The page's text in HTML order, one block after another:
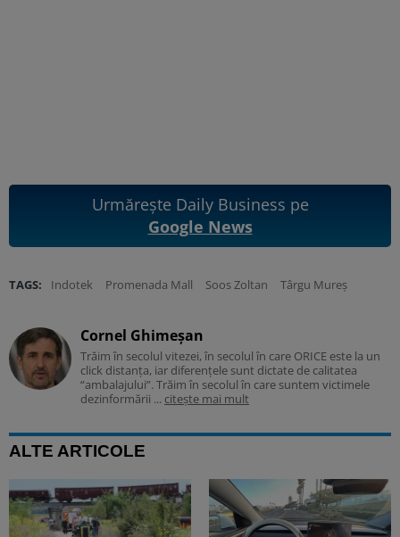
Urmărește Daily Business pe
Google News
TAGS: Indotek Promenada Mall Soos Zoltan Târgu Mureș
Cornel Ghimeșan
Trăim în secolul vitezei, în secolul în care ORICE este la un
click distanța, iar diferențele sunt dictate de calitatea
“ambalajului”. Trăim în secolul în care suntem victimele
dezinformării ... citește mai mult
ALTE ARTICOLE